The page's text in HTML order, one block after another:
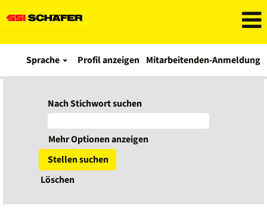
Sprache Profil anzeigen Mitarbeitenden-Anmeldung
Nach Stichwort suchen
Mehr Optionen anzeigen
Löschen